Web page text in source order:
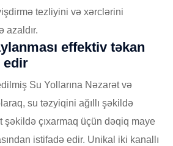
tezliyini və xərclərini
azaldır.
effektiv təkan
edir
Su Yollarına Nəzarət və
su təzyiqini ağıllı şəkildə
şəkildə çıxarmaq üçün dəqiq maye
istifadə edir. Unikal iki kanallı